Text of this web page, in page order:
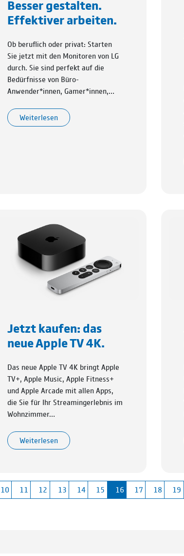
Besser gestalten.
Effektiver arbeiten.
Ob beruflich oder privat: Starten
Sie jetzt mit den Monitoren von LG
durch. Sie sind perfekt auf die
Bedürfnisse von Büro-
Anwender*innen, Gamer*innen,…
Weiterlesen
Jetzt kaufen: das
neue Apple TV 4K.
Das neue Apple TV 4K bringt Apple
TV+, Apple Music, Apple Fitness+
und Apple Arcade mit allen Apps,
die Sie für Ihr Streamingerlebnis im
Wohnzimmer…
Weiterlesen
10 11 12 13 14 15 16 17 18 19